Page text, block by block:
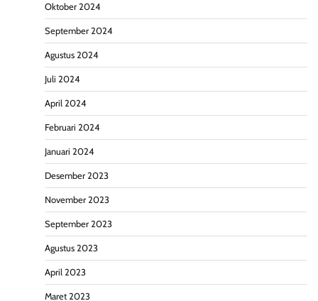
Oktober 2024
September 2024
Agustus 2024
Juli 2024
April 2024
Februari 2024
Januari 2024
Desember 2023
November 2023
September 2023
Agustus 2023
April 2023
Maret 2023